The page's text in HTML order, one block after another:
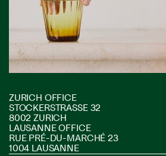
ZURICH OFFICE
STOCKERSTRASSE 32
8002 ZURICH
LAUSANNE OFFICE
RUE PRÉ-DU-MARCHÉ 23
1004 LAUSANNE